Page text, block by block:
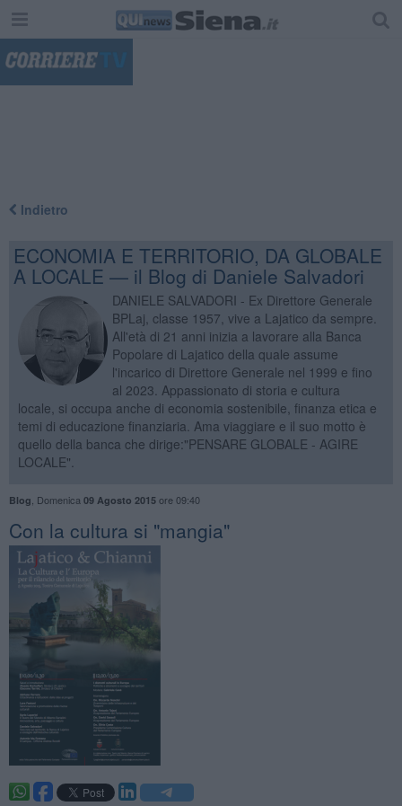
Indietro
ECONOMIA E TERRITORIO, DA GLOBALE
A LOCALE — il Blog di Daniele Salvadori
DANIELE SALVADORI - Ex Direttore Generale
BPLaj, classe 1957, vive a Lajatico da sempre.
All'età di 21 anni inizia a lavorare alla Banca
Popolare di Lajatico della quale assume
l'incarico di Direttore Generale nel 1999 e fino
al 2023. Appassionato di storia e cultura
locale, si occupa anche di economia sostenibile, finanza etica e
temi di educazione finanziaria. Ama viaggiare e il suo motto è
quello della banca che dirige:"PENSARE GLOBALE - AGIRE
LOCALE".
Blog Domenica 09 Agosto 2015ore 09:40
​Con la cultura si "mangia"